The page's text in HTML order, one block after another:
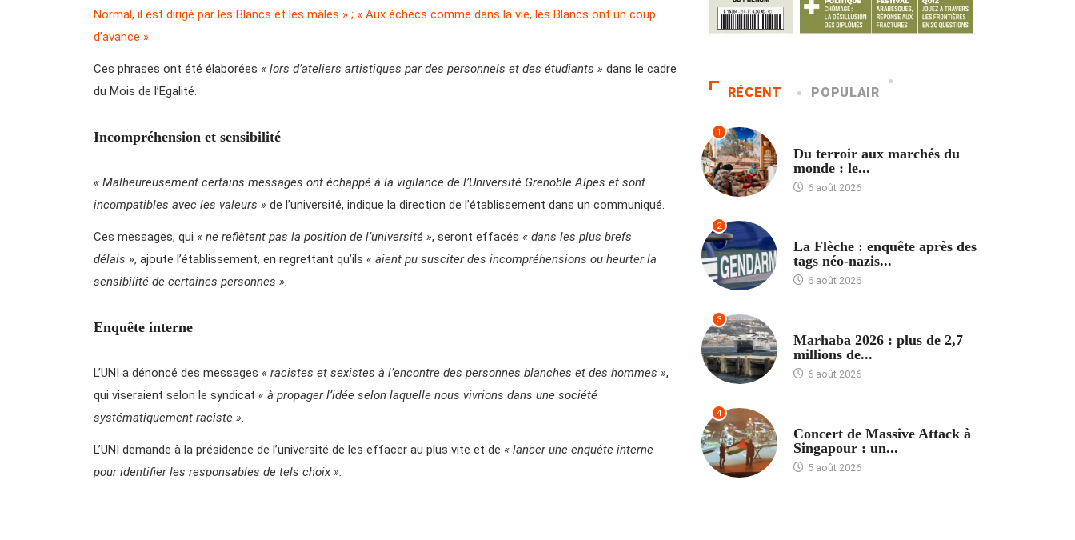
Normal, il est dirigé par les Blancs et les mâles » ; « Aux échecs comme dans la vie, les Blancs ont un coup
d’avance ».
Ces phrases ont été élaborées « lors d’ateliers artistiques par des personnels et des étudiants » dans le cadre
du Mois de l’Egalité.
Incompréhension et sensibilité
« Malheureusement certains messages ont échappé à la vigilance de l’Université Grenoble Alpes et sont
incompatibles avec les valeurs » de l’université, indique la direction de l’établissement dans un communiqué.
Ces messages, qui « ne reflètent pas la position de l’université », seront effacés « dans les plus brefs
délais », ajoute l’établissement, en regrettant qu’ils « aient pu susciter des incompréhensions ou heurter la
sensibilité de certaines personnes ».
Enquête interne
L’UNI a dénoncé des messages « racistes et sexistes à l’encontre des personnes blanches et des hommes »,
qui viseraient selon le syndicat « à propager l’idée selon laquelle nous vivrions dans une société
systématiquement raciste ».
L’UNI demande à la présidence de l’université de les effacer au plus vite et de « lancer une enquête interne
pour identifier les responsables de tels choix ».
RÉCENT POPULAIR
1
Du terroir aux marchés du
monde : le...
6 août 2026
2
La Flèche : enquête après des
tags néo-nazis...
6 août 2026
3
Marhaba 2026 : plus de 2,7
millions de...
6 août 2026
4
Concert de Massive Attack à
Singapour : un...
5 août 2026